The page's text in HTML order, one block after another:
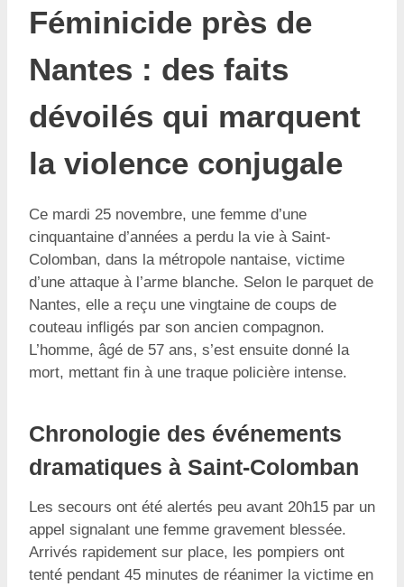
Féminicide près de
Nantes : des faits
dévoilés qui marquent
la violence conjugale
Ce mardi 25 novembre, une femme d’une
cinquantaine d’années a perdu la vie à Saint-
Colomban, dans la métropole nantaise, victime
d’une attaque à l’arme blanche. Selon le parquet de
Nantes, elle a reçu une vingtaine de coups de
couteau infligés par son ancien compagnon.
L’homme, âgé de 57 ans, s’est ensuite donné la
mort, mettant fin à une traque policière intense.
Chronologie des événements
dramatiques à Saint-Colomban
Les secours ont été alertés peu avant 20h15 par un
appel signalant une femme gravement blessée.
Arrivés rapidement sur place, les pompiers ont
tenté pendant 45 minutes de réanimer la victime en